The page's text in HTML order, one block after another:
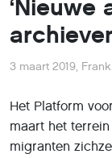
‘Nieuwe
3 maart 2019,
Het Platform
maart het
migranten